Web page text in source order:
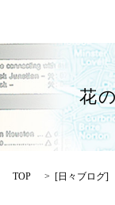
花
TOP [日々ブログ]